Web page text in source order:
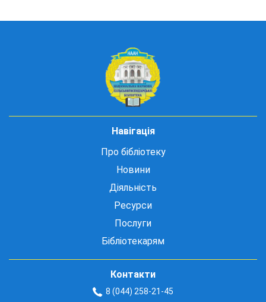
Навігація
Про бібліотеку
Новини
Діяльність
Ресурси
Послуги
Бібліотекарям
Контакти
8 (044) 258-21-45